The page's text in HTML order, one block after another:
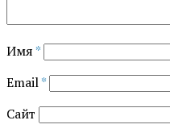
Имя *
Email*
Сайт